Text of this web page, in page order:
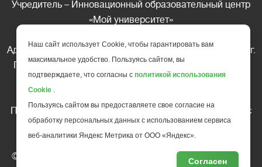
Учредитель – Инновационный образовательный центр
«Мой университет»
Адрес редакции: 185035 Россия, Республика Карелия, г.
Петрозаводск, ул. Фридриха Энгельса д.10, офис 211
Телефон редакции: +7 (499) 685-10-45
Перепечатка материалов газеты допускается только c
письменного разрешения редакции
Ссылка на «Газету педагогов» обязательна.
© АНО ДПО "Инновационный образовательный центр
Наш сайт использует Cookie, чтобы гарантировать вам
максимальное удобство. Пользуясь сайтом, вы
подтверждаете, что согласны с политикой использования
Cookie .
Пользуясь сайтом вы предоставляете свое согласие на
обработку персональных данных с использованием сервиса
веб-аналитики Яндекс Метрика от ООО «Яндекс».
Согласен